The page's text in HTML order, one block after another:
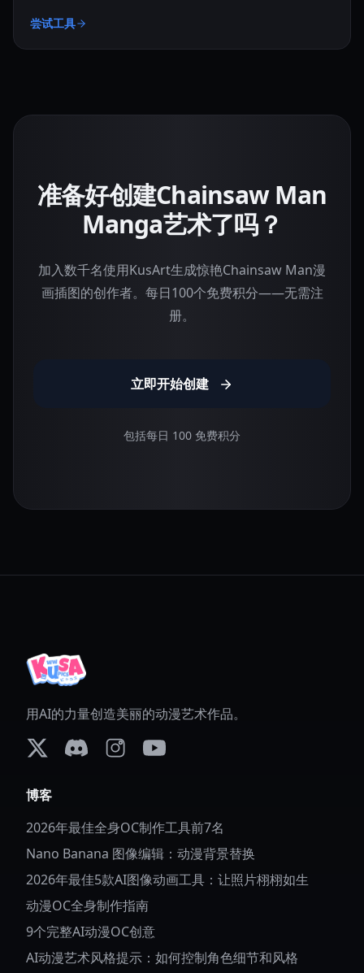
尝试工具
准备好创建Chainsaw Man
Manga艺术了吗？
加入数千名使用KusArt生成惊艳Chainsaw Man漫
画插图的创作者。每日100个免费积分——无需注
册。
立即开始创建
包括每日 100 免费积分
用AI的力量创造美丽的动漫艺术作品。
博客
2026年最佳全身OC制作工具前7名
Nano Banana 图像编辑：动漫背景替换
2026年最佳5款AI图像动画工具：让照片栩栩如生
动漫OC全身制作指南
9个完整AI动漫OC创意
AI动漫艺术风格提示：如何控制角色细节和风格